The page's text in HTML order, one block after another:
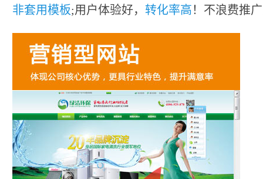
非套用模板;用户体验好， 转化率高！不浪费推